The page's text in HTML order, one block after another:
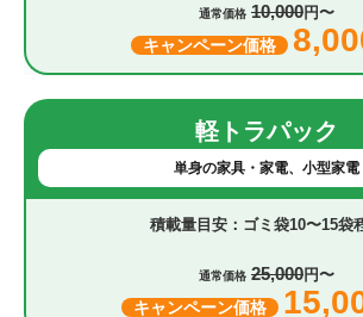
通常価格 10,000円〜
キャンペーン価格
軽トラパック
単身の家具・家電、小型家電
ゴミ袋10〜15袋
通常価格 25,000円〜
キャンペーン価格